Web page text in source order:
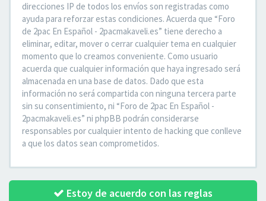
direcciones IP de todos los envíos son registradas como
ayuda para reforzar estas condiciones. Acuerda que “Foro
de 2pac En Español - 2pacmakaveli.es” tiene derecho a
eliminar, editar, mover o cerrar cualquier tema en cualquier
momento que lo creamos conveniente. Como usuario
acuerda que cualquier información que haya ingresado será
almacenada en una base de datos. Dado que esta
información no será compartida con ninguna tercera parte
sin su consentimiento, ni “Foro de 2pac En Español -
2pacmakaveli.es” ni phpBB podrán considerarse
responsables por cualquier intento de hacking que conlleve
a que los datos sean comprometidos.
Estoy de acuerdo con las reglas